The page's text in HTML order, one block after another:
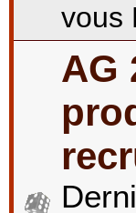
vous
AG